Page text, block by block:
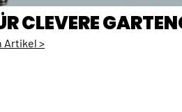
CLEVERE
Artikel >